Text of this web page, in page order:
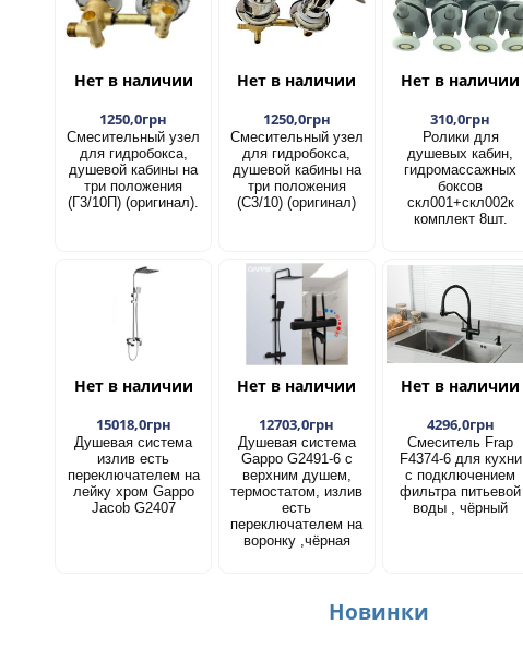
Нет в наличии
1250,0грн
Смесительный узел
для гидробокса,
душевой кабины на
три положения
(Г3/10П) (оригинал).
Нет в наличии
1250,0грн
Смесительный узел
для гидробокса,
душевой кабины на
три положения
(С3/10) (оригинал)
Нет в наличии
310,0грн
Ролики для
душевых кабин,
гидромассажных
боксов
скл001+скл002к
комплект 8шт.
Нет в наличии
15018,0грн
Душевая система
излив есть
переключателем на
лейку хром Gappo
Jacob G2407
Нет в наличии
12703,0грн
Душевая система
Gappo G2491-6 с
верхним душем,
термостатом, излив
есть
переключателем на
воронку ,чёрная
Нет в наличии
4296,0грн
Смеситель Frap
F4374-6 для кухни
с подключением
фильтра питьевой
воды , чёрный
Новинки